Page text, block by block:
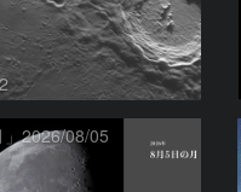
」2026/08/05